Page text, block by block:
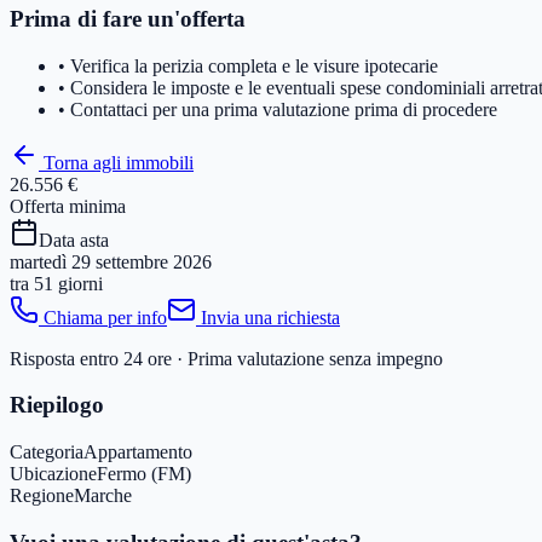
Prima di fare un'offerta
• Verifica la perizia completa e le visure ipotecarie
• Considera le imposte e le eventuali spese condominiali
• Contattaci per una prima valutazione prima di procedere
Torna agli immobili
26.556 €
Offerta minima
Data asta
martedì 29 settembre 2026
tra 51 giorni
Chiama per info
Invia una richiesta
Risposta entro 24 ore · Prima valutazione senza impegno
Riepilogo
CategoriaAppartamento
UbicazioneFermo (FM)
RegioneMarche